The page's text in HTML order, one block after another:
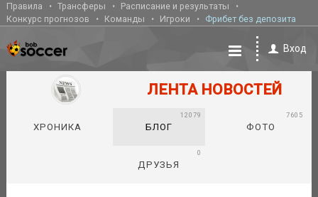
Правила Трансферы
Расписание и результаты
Конкурс прогнозов
Команды Игроки Фрибет без депозита
Вход
ЛЕНТА НОВОСТЕЙ
ХРОНИКА БЛОГ
12079
ФОТО
7605
ДРУЗЬЯ
0